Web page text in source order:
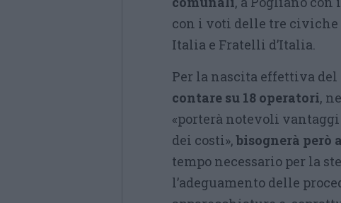
con i voti delle tre civiche
Italia e Fratelli d’Italia.
Per la nascita effettiva del
contare su 18 operatori,
«porterà notevoli
dei costi»,bisognerà però
tempo necessario per la
l’adeguamento delle